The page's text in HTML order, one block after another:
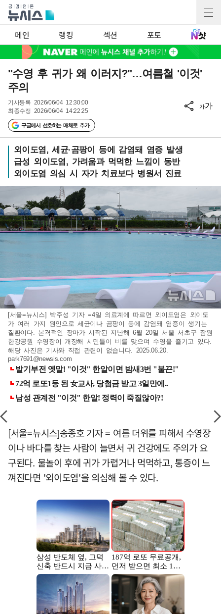
메인 랭킹 섹션 포토
"수영 후 귀가 왜 이러지?"…여름철 '이것'
주의
기사등록 2026/06/04 12:30:00
최종수정 2026/06/04 14:22:25
구글에서 선호하는 매체로 추가
가가
외이도염, 세균·곰팡이 등에 감염돼 염증 발생
급성 외이도염, 가려움과 먹먹한 느낌이 동반
외이도염 의심 시 자가 치료보다 병원서 진료
[서울=뉴시스] 박주성 기자 =4일 의료계에 따르면 외이도염은 외이도
가 여러 가지 원인으로 세균이나 곰팡이 등에 감염돼 염증이 생기는
질환이다. 본격적인 장마가 시작된 지난해 6월 20일 서울 서초구 잠원
한강공원 수영장이 개장해 시민들이 비를 맞으며 수영을 즐기고 있다.
해당 사진은 기사와 직접 관련이 없습니다. 2025.06.20.
park7691@newsis.com
[서울=뉴시스]송종호 기자 = 여름 더위를 피해서 수영장
이나 바다를 찾는 사람이 늘면서 귀 건강에도 주의가 요
구된다. 물놀이 후에 귀가 가렵거나 먹먹하고, 통증이 느
껴진다면 '외이도염'을 의심해 볼 수 있다.